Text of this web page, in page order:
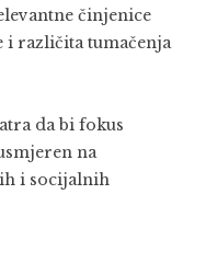
činjenice
i različita tumačenja
da bi fokus
na
i socijalnih